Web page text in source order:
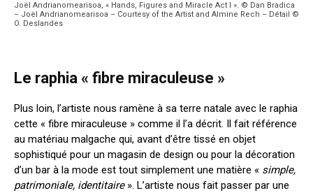
Joël Andrianomearisoa, « Hands, Figures and Miracle Act I ». © Dan Bradica
– Joël Andrianomearisoa – Courtesy of the Artist and Almine Rech – Détail ©
O. Deslandes
Le raphia « fibre miraculeuse »
Plus loin, l’artiste nous ramène à sa terre natale avec le raphia
cette « fibre miraculeuse » comme il l’a décrit. Il fait référence
au matériau malgache qui, avant d’être tissé en objet
sophistiqué pour un magasin de design ou pour la décoration
d’un bar à la mode est tout simplement une matière « simple,
patrimoniale, identitaire». L’artiste nous fait passer par une